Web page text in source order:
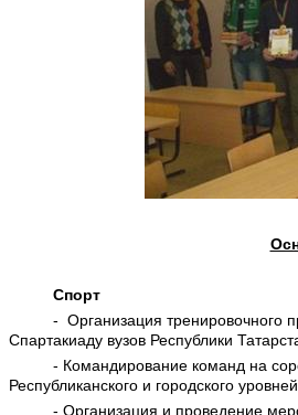
Спорт
- Организация тренировочного
Спартакиаду вузов Республики
- Командирование команд на
Республиканского и городского
- Организация и проведение